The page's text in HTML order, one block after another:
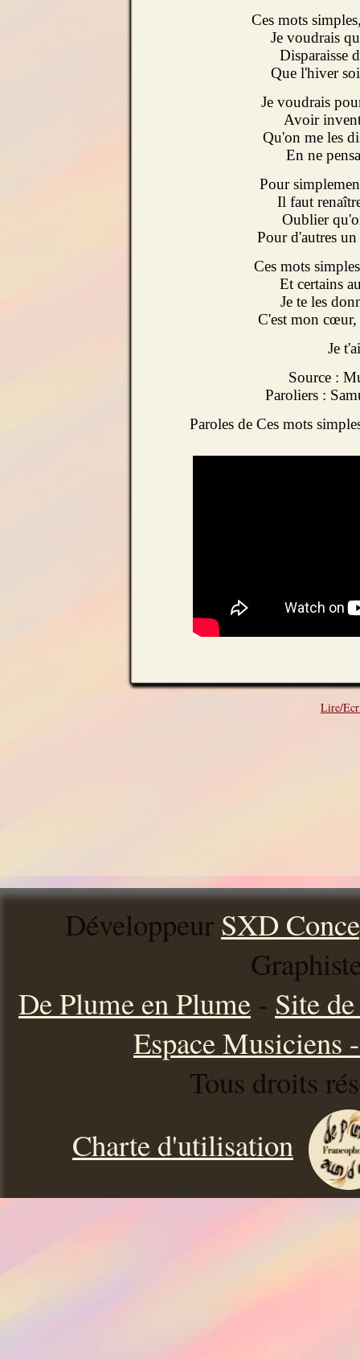
Ces mots
Je voudrais
Disparaisse
Que l'hiver
Je voudrais
Avoir
Qu'on me les
En ne
Pour
Il faut
Oublier
Pour d'autres
Ces mots
Et certains
Je te les
C'est mon cœur,
Je
Source :
Paroliers :
Paroles de Ces mots
Lire/
Développeur SXD
De Plume en Plume - Site
Espace Musiciens
Tous droits
Charte d'utilisation